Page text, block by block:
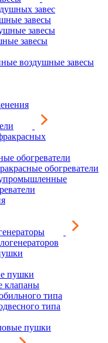
завес
завесы
завесы
завесы
воздушные завесы
обогреватели
обогреватели
пушки
клапаны
типа
типа
пушки